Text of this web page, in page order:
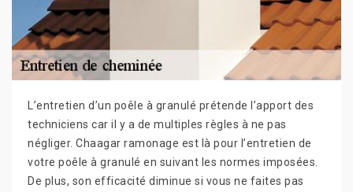
L’entretien d’un poêle à granulé prétende l’apport des
techniciens car il y a de multiples règles à ne pas
négliger. Chaagar ramonage est là pour l’entretien de
votre poêle à granulé en suivant les normes imposées.
De plus, son efficacité diminue si vous ne faites pas